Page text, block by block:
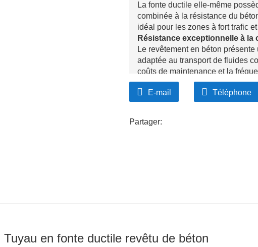
La fonte ductile elle-même
combinée à la résistance du
idéal pour les zones à fort trafic
Résistance exceptionnelle à la
Le revêtement en béton
adaptée au transport de fluides
coûts de maintenance et la
Bonnes performances de débit
La surface lisse du revêtement
traversent le tuyau, optimisant
Respectueux de
E-mail Téléphone
Partager:
en fonte ductile revêtu de béton